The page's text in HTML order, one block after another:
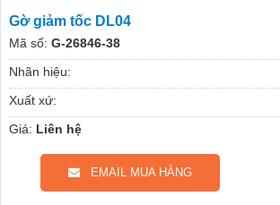
Gờ giảm tốc DL04
Mã số: G-26846-38
Nhãn hiệu:
Xuất xứ:
Giá: Liên hệ
EMAIL MUA HÀNG